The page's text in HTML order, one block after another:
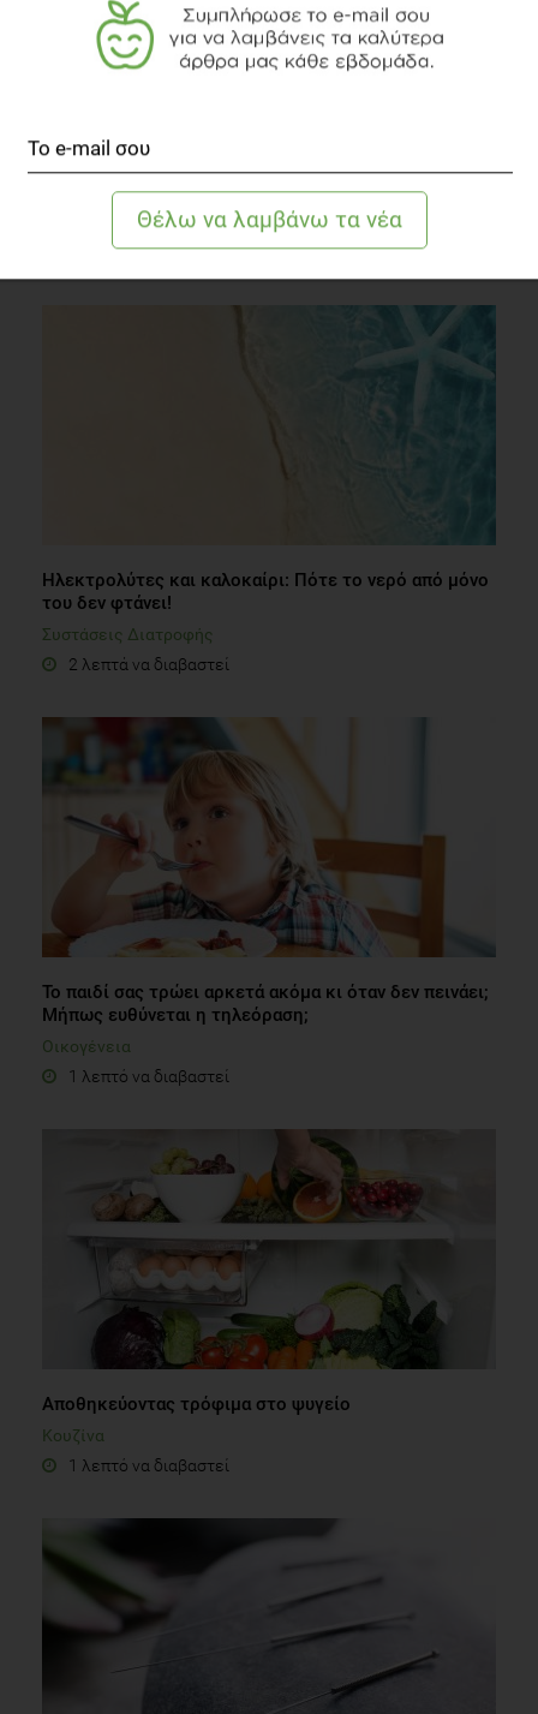
Τα Pokemon σε βοηθούν να είσαι δραστήριος
1 λεπτό να διαβαστεί
Ηλεκτρολύτες και καλοκαίρι: Πότε το νερό από μόνο
του δεν φτάνει!
Συστάσεις Διατροφής
2 λεπτά να διαβαστεί
Το παιδί σας τρώει αρκετά ακόμα κι όταν δεν πεινάει;
Μήπως ευθύνεται η τηλεόραση;
Οικογένεια
1 λεπτό να διαβαστεί
Αποθηκεύοντας τρόφιμα στο ψυγείο
Κουζίνα
1 λεπτό να διαβαστεί